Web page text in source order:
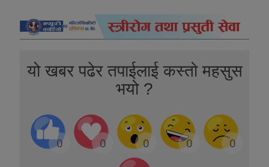
यो खबर पढेर तपाईलाई कस्तो महसुस
भयो ?
0 0 0 0 0